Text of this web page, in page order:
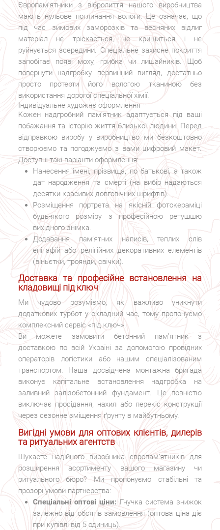
Європам’ятники з вібролиття нашого виробництва
мають нульове поглинання вологи. Це означає, що
під час зимових заморозків та весняних відлиг
матеріал не тріскається, не кришиться і не
руйнується зсередини. Спеціальне захисне покриття
запобігає появі моху, грибка чи лишайників. Щоб
повернути надгробку первинний вигляд, достатньо
просто протерти його вологою тканиною без
використання дорогої спеціальної хімії.
Індивідуальне художнє оформлення
Кожен надгробний пам’ятник адаптується під ваші
побажання та історію життя близької людини. Перед
відправкою виробу у виробництво ми безкоштовно
створюємо та погоджуємо з вами цифровий макет.
Доступні такі варіанти оформлення:
Нанесення імені, прізвища, по батькові, а також
дат народження та смерті (на вибір надаються
десятки красивих довговічних шрифтів).
Розміщення портрета на якісній фотокераміці
будь-якого розміру з професійною ретушшю
вихідного знімка.
Додавання пам’ятних написів, теплих слів
епітафій або релігійних декоративних елементів
(віньєтки, троянди, свічки).
Доставка та професійне встановлення на
кладовищі під ключ
Ми чудово розуміємо, як важливо уникнути
додаткових турбот у складний час, тому пропонуємо
комплексний сервіс «під ключ».
Ви можете замовити бетонний пам’ятник з
доставкою по всій Україні за допомогою провідних
операторів логістики або нашим спеціалізованим
транспортом. Наша досвідчена монтажна бригада
виконує капітальне встановлення надгробка на
заливний залізобетонний фундамент. Це повністю
виключає просідання, нахил або перекіс конструкції
через сезонне зміщення ґрунту в майбутньому.
Вигідні умови для оптових клієнтів, дилерів
та ритуальних агентств
Шукаєте надійного виробника європам’ятників для
розширення асортименту вашого магазину чи
ритуального бюро? Ми пропонуємо стабільні та
прозорі умови партнерства:
Спеціальні оптові ціни: Гнучка система знижок
залежно від обсягів замовлення (оптова ціна діє
при купівлі від 5 одиниць).